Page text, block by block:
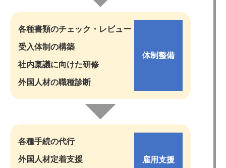
各種書類のチェック・レビュー
受入体制の構築
社内稟議に向けた研修
外国人材の職種診断
体制整備
各種手続の代行
外国人材定着支援
雇用支援